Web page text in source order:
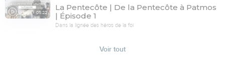
05:22
La Pentecôte | De la Pentecôte à Patmos
| Épisode 1
Dans la lignée des héros de la foi
Voir tout